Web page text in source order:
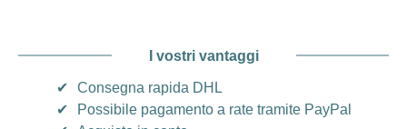
I vostri vantaggi
✔
Consegna rapida DHL
✔
Possibile pagamento a rate tramite PayPal